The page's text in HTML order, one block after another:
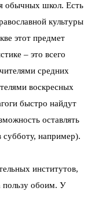
обычных школ. Есть
культуры
этот предмет
– это всего
средних
воскресных
быстро найдут
оставлять
субботу, например).
институтов,
пользу обоим. У